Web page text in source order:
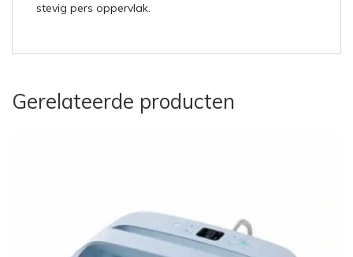
stevig pers oppervlak.
Gerelateerde producten